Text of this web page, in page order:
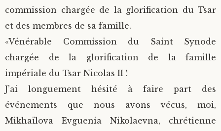
commission chargée de la glorification du Tsar
et des membres de sa famille.
«Vénérable Commission du Saint Synode
chargée de la glorification de la famille
impériale du Tsar Nicolas II !
J’ai longuement hésité à faire part des
événements que nous avons vécus, moi,
Mikhaïlova Evguenia Nikolaevna, chrétienne